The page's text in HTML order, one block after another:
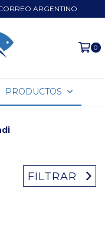
ARGENTINO
0
PRODUCTOS
FILTRAR